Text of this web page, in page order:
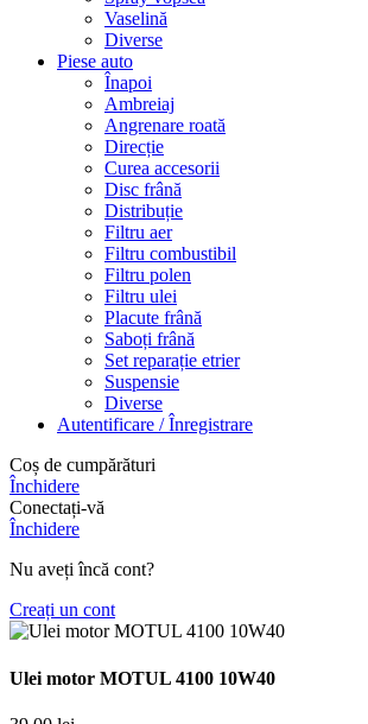
Vaselină
Diverse
Piese auto
Înapoi
Ambreiaj
Angrenare roată
Direcție
Curea accesorii
Disc frână
Distribuție
Filtru aer
Filtru combustibil
Filtru polen
Filtru ulei
Placute frână
Saboți frână
Set reparație etrier
Suspensie
Diverse
Autentificare / Înregistrare
Coș de cumpărături
Închidere
Conectați-vă
Închidere
Nu aveți încă cont?
Creați un cont
Ulei motor MOTUL 4100 10W40